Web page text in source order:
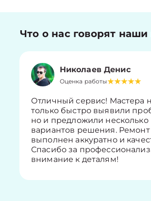
Что о нас говорят
Николаев Денис
Оценка работы
Отличный сервис! Мастера
только быстро выявили
но и предложили несколько
вариантов решения.
выполнен аккуратно и
Спасибо за
внимание к деталям!